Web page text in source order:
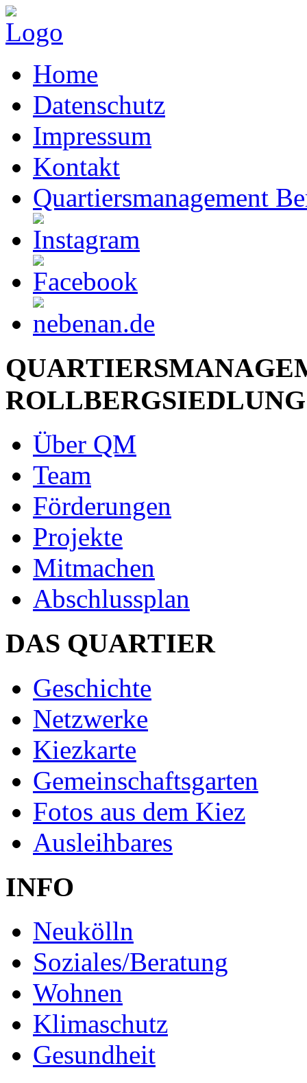
Home
Datenschutz
Impressum
Kontakt
Quartiersmanagement
ROLLBERGSIEDLUNG
Über QM
Team
Förderungen
Projekte
Mitmachen
Abschlussplan
DAS QUARTIER
Geschichte
Netzwerke
Kiezkarte
Gemeinschaftsgarten
Fotos aus dem Kiez
Ausleihbares
INFO
Neukölln
Soziales/Beratung
Wohnen
Klimaschutz
Gesundheit